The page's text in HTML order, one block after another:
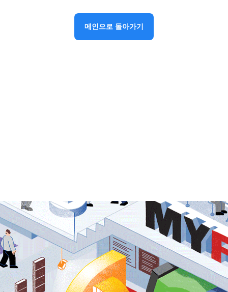
메인으로 돌아가기